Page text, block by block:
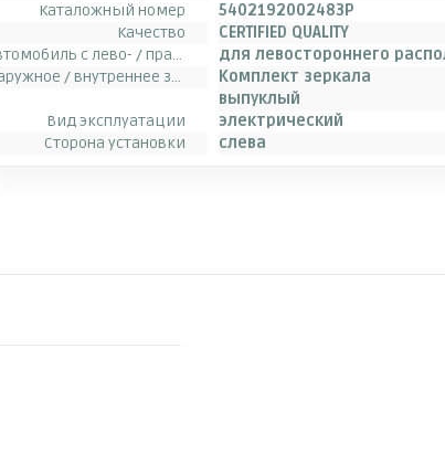
Каталожный номер
5402192002483P
Качество
CERTIFIED QUALITY
Автомобиль с лево- / правосторонним расположением руля
для левостороннего
Наружное / внутреннее зеркало заднего вида
Комплект зеркала
выпуклый
Вид эксплуатации
электрический
Сторона установки
слева